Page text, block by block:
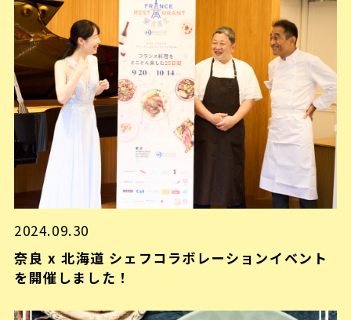
2024.09.30
奈良 x 北海道 シェフコラボレーションイベント
を開催しました！